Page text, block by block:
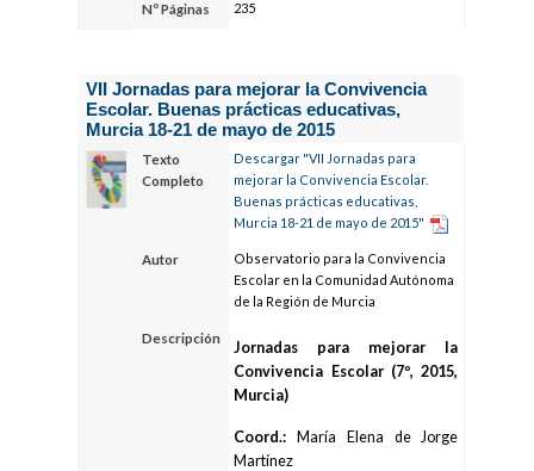
Nº Páginas 235
VII Jornadas para mejorar la Convivencia
Escolar. Buenas prácticas educativas,
Murcia 18-21 de mayo de 2015
Texto
Completo
Descargar "VII Jornadas para
mejorar la Convivencia Escolar.
Buenas prácticas educativas,
Murcia 18-21 de mayo de 2015"
Autor
Observatorio para la Convivencia
Escolar en la Comunidad Autónoma
de la Región de Murcia
Descripción
Jornadas para mejorar la
Convivencia Escolar (7º, 2015,
Murcia)
Coord.:María Elena de Jorge
Martínez